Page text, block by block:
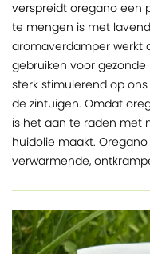
verspreidt oregano een
te mengen is met
aromaverdamper werkt
gebruiken voor
sterk stimulerend op
de zintuigen. Omdat
is het aan te raden met
huidolie maakt.
verwarmende,